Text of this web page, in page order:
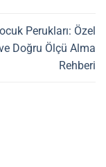
Perukları: Özel
Doğru Ölçü Alma
Rehberi